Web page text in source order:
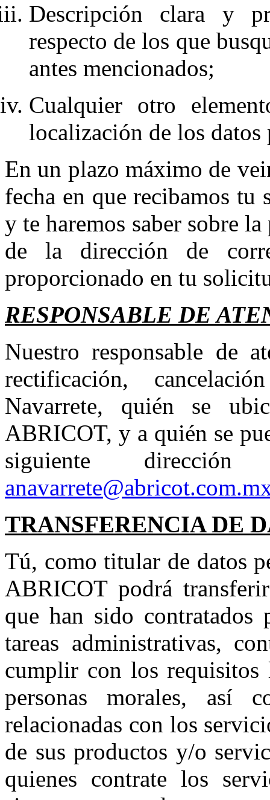
Descripción clara y
respecto de los que
antes mencionados;
Cualquier otro
localización de los datos
En un plazo máximo de
fecha en que recibamos
y te haremos saber sobre
de la dirección de
proporcionado en tu
RESPONSABLE DE
Nuestro responsable de
rectificación,
Navarrete, quién se
ABRICOT, y a quién se
siguiente
TRANSFERENCIA DE
Tú, como titular de datos
ABRICOT podrá
que han sido
tareas administrativas,
cumplir con los requisitos
personas morales, así
relacionadas con los
de sus productos y/o
quienes contrate los